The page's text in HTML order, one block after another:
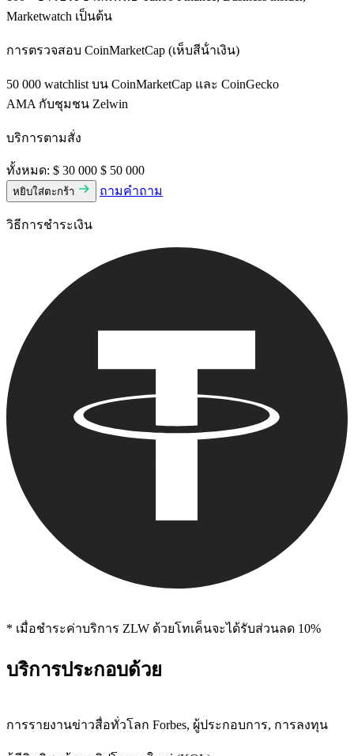
Marketwatch เป็นต้น
การตรวจสอบ CoinMarketCap (เห็บสีน้ําเงิน)
50 000 watchlist บน CoinMarketCap และ CoinGecko
AMA กับชุมชน Zelwin
บริการตามสั่ง
ทั้งหมด: $ 30 000 $ 50 000
หยิบใส่ตะกร้า ถามคําถาม
วิธีการชําระเงิน
* เมื่อชําระค่าบริการ ZLW ด้วยโทเค็นจะได้รับส่วนลด 10%
บริการประกอบด้วย
การรายงานข่าวสื่อทั่วโลก Forbes, ผู้ประกอบการ, การลงทุน